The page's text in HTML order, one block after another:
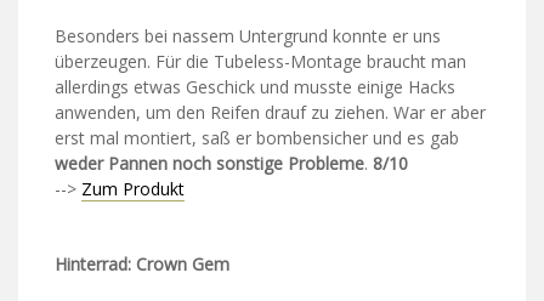
Besonders bei nassem Untergrund konnte er uns
überzeugen. Für die Tubeless-Montage braucht man
allerdings etwas Geschick und musste einige Hacks
anwenden, um den Reifen drauf zu ziehen. War er aber
erst mal montiert, saß er bombensicher und es gab
weder Pannen noch sonstige Probleme. 8/10
--> Zum Produkt
Hinterrad: Crown Gem